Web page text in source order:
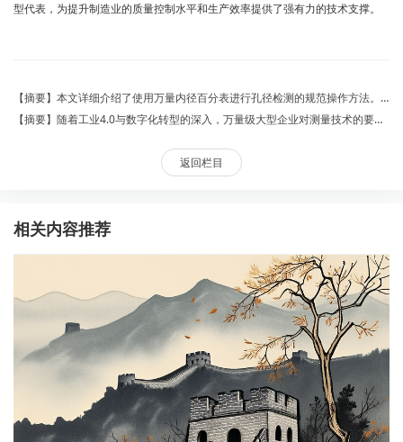
型代表，为提升制造业的质量控制水平和生产效率提供了强有力的技术支撑。
【摘要】本文详细介绍了使用万量内径百分表进行孔径检测的规范操作方法。文章首先阐述了内径百分表的结构与工作原理，随后系统性地分步讲解了测量前的准备、校对零位、实际测量以及读数与数据处理等关键流程，并强调了操作中的注意事项与维护要点，旨在为机械加工与质检人员提供一套标准、可靠的孔径测量实践指南。 【关键词】内径百分表；孔径检测；测量方法；计量器具；尺寸精度 万量内径百分表测量方法在孔径检测中的应用
【摘要】随着工业4.0与数字化转型的深入，万量级大型企业对测量技术的要求已从通用工具转向深度融合业务场景的定制化解决方案。本文探讨了此类企业面临的多维度、高精度与实时性测量挑战，阐述了定制化测量方案在提升生产效率、保障质量一致性与驱动智能决策中的核心价值，并分析了其系统集成、数据智能与持续演进的关键技术路径，为大型企业构建未来竞争力提供参考。 【关键词】大型企业；定制化测量；工业4.0；数据
返回栏目
相关内容推荐